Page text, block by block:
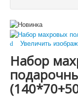
Увеличить
Набор